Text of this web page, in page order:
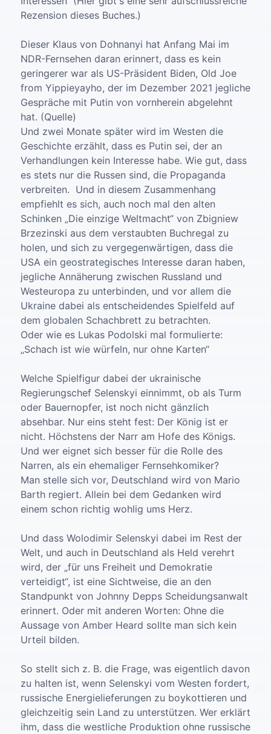
Rezension dieses Buches.)
Dieser Klaus von Dohnanyi hat Anfang Mai im
NDR-Fernsehen daran erinnert, dass es kein
geringerer war als US-Präsident Biden, Old Joe
from Yippieyayho, der im Dezember 2021 jegliche
Gespräche mit Putin von vornherein abgelehnt
hat. (Quelle)
Und zwei Monate später wird im Westen die
Geschichte erzählt, dass es Putin sei, der an
Verhandlungen kein Interesse habe. Wie gut, dass
es stets nur die Russen sind, die Propaganda
verbreiten. Und in diesem Zusammenhang
empfiehlt es sich, auch noch mal den alten
Schinken „Die einzige Weltmacht“ von Zbigniew
Brzezinski aus dem verstaubten Buchregal zu
holen, und sich zu vergegenwärtigen, dass die
USA ein geostrategisches Interesse daran haben,
jegliche Annäherung zwischen Russland und
Westeuropa zu unterbinden, und vor allem die
Ukraine dabei als entscheidendes Spielfeld auf
dem globalen Schachbrett zu betrachten.
Oder wie es Lukas Podolski mal formulierte:
„Schach ist wie würfeln, nur ohne Karten“
Welche Spielfigur dabei der ukrainische
Regierungschef Selenskyi einnimmt, ob als Turm
oder Bauernopfer, ist noch nicht gänzlich
absehbar. Nur eins steht fest: Der König ist er
nicht. Höchstens der Narr am Hofe des Königs.
Und wer eignet sich besser für die Rolle des
Narren, als ein ehemaliger Fernsehkomiker?
Man stelle sich vor, Deutschland wird von Mario
Barth regiert. Allein bei dem Gedanken wird
einem schon richtig wohlig ums Herz.
Und dass Wolodimir Selenskyi dabei im Rest der
Welt, und auch in Deutschland als Held verehrt
wird, der „für uns Freiheit und Demokratie
verteidigt“, ist eine Sichtweise, die an den
Standpunkt von Johnny Depps Scheidungsanwalt
erinnert. Oder mit anderen Worten: Ohne die
Aussage von Amber Heard sollte man sich kein
Urteil bilden.
So stellt sich z. B. die Frage, was eigentlich davon
zu halten ist, wenn Selenskyi vom Westen fordert,
russische Energielieferungen zu boykottieren und
gleichzeitig sein Land zu unterstützen. Wer erklärt
ihm, dass die westliche Produktion ohne russische